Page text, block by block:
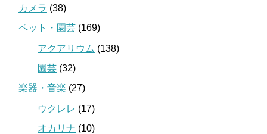
カメラ (38)
ペット・園芸 (169)
アクアリウム (138)
園芸 (32)
楽器・音楽 (27)
ウクレレ (17)
オカリナ (10)